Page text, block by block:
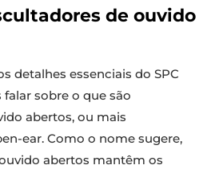
de ouvido
detalhes essenciais do SPC
falar sobre o que são
abertos, ou mais
ear. Como o nome sugere,
abertos mantêm os